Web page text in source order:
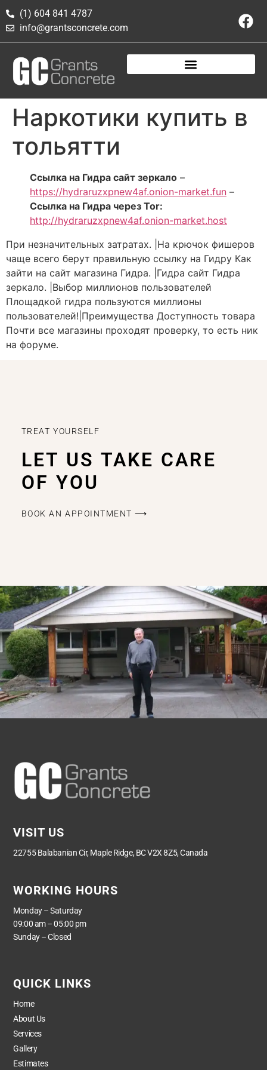
(1) 604 841 4787
info@grantsconcrete.com
Наркотики купить в
тольятти
Ссылка на Гидра сайт зеркало –
https://hydraruzxpnew4af.onion-market.fun –
Ссылка на Гидра через Tor:
http://hydraruzxpnew4af.onion-market.host
При незначительных затратах. |На крючок фишеров
чаще всего берут правильную ссылку на Гидру Как
зайти на сайт магазина Гидра. |Гидра сайт Гидра
зеркало. |Выбор миллионов пользователей
Площадкой гидра пользуются миллионы
пользователей!|Преимущества Доступность товара
Почти все магазины проходят проверку, то есть ник
на форуме.
TREAT YOURSELF
LET US TAKE CARE
OF YOU
BOOK AN APPOINTMENT ⟶
VISIT US
22755 Balabanian Cir, Maple Ridge, BC V2X 8Z5, Canada
WORKING HOURS
Monday – Saturday
09:00 am – 05:00 pm
Sunday – Closed
QUICK LINKS
Home
About Us
Services
Gallery
Estimates